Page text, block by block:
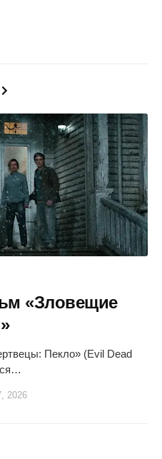
«Зловещие
Пекло» (Evil Dead
2026